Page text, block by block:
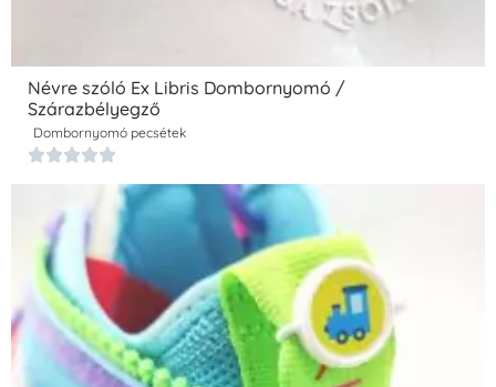
Névre szóló Ex Libris Dombornyomó /
Szárazbélyegző
Dombornyomó pecsétek
